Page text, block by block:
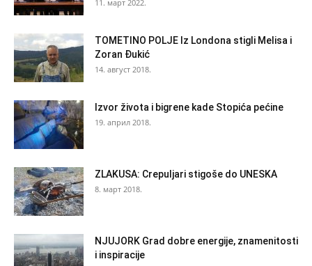
11. март 2022.
TOMETINO POLJE Iz Londona stigli Melisa i
Zoran Đukić
14. август 2018.
Izvor života i bigrene kade Stopića pećine
19. април 2018.
ZLAKUSA: Crepuljari stigoše do UNESKA
8. март 2018.
NJUJORK Grad dobre energije, znamenitosti
i inspiracije